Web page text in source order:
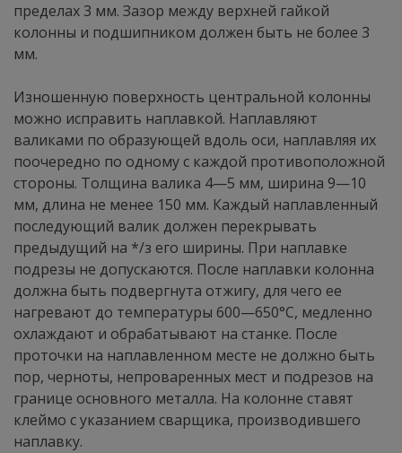
пределах 3 мм. Зазор между верхней гайкой
колонны и подшипником должен быть не более 3
мм.
Изношенную поверхность центральной колонны
можно исправить наплавкой. Наплавляют
валиками по образующей вдоль оси, наплавляя их
поочередно по одному с каждой противоположной
стороны. Толщина валика 4—5 мм, ширина 9—10
мм, длина не менее 150 мм. Каждый наплавленный
последующий валик должен перекрывать
предыдущий на */з его ширины. При наплавке
подрезы не допускаются. После наплавки колонна
должна быть подвергнута отжигу, для чего ее
нагревают до температуры 600—650°С, медленно
охлаждают и обрабатывают на станке. После
проточки на наплавленном месте не должно быть
пор, черноты, непроваренных мест и подрезов на
границе основного металла. На колонне ставят
клеймо с указанием сварщика, производившего
наплавку.